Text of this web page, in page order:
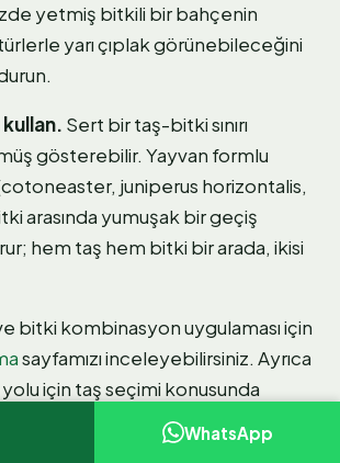
yetmiş bitkili bir bahçenin
yarı çıplak görünebileceğini
kullan. Sert bir taş-bitki sınırı
gösterebilir. Yayvan formlu
juniperus horizontalis,
arasında yumuşak bir geçiş
hem taş hem bitki bir arada, ikisi
bitki kombinasyon uygulaması için
sayfamızı inceleyebilirsiniz. Ayrıca
için taş seçimi konusunda
bahçe yürüyüş yolu için
yer almaktadır.
WhatsApp